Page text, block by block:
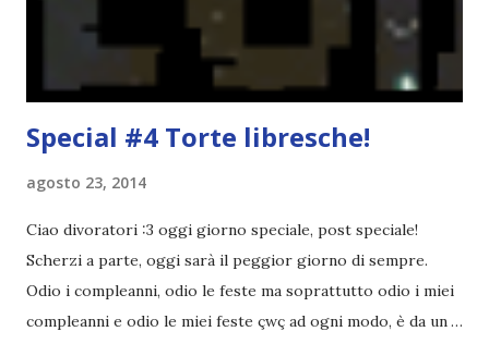
indirizzato sopratutto ai ragazzini, a me è piaciuto. Certo,
se fosse stat...
Special #4 Torte libresche!
agosto 23, 2014
Ciao divoratori :3 oggi giorno speciale, post speciale!
Scherzi a parte, oggi sarà il peggior giorno di sempre.
Odio i compleanni, odio le feste ma soprattutto odio i miei
compleanni e odio le miei feste çwç ad ogni modo, è da un